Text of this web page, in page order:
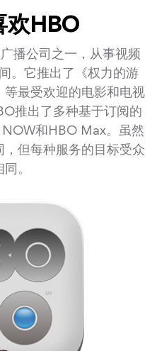
欢HBO
播公司之一，从事视频
。它推出了《权力的游
最受欢迎的电影和电视
推出了多种基于订阅的
和HBO Max。虽然
但每种服务的目标受众
。